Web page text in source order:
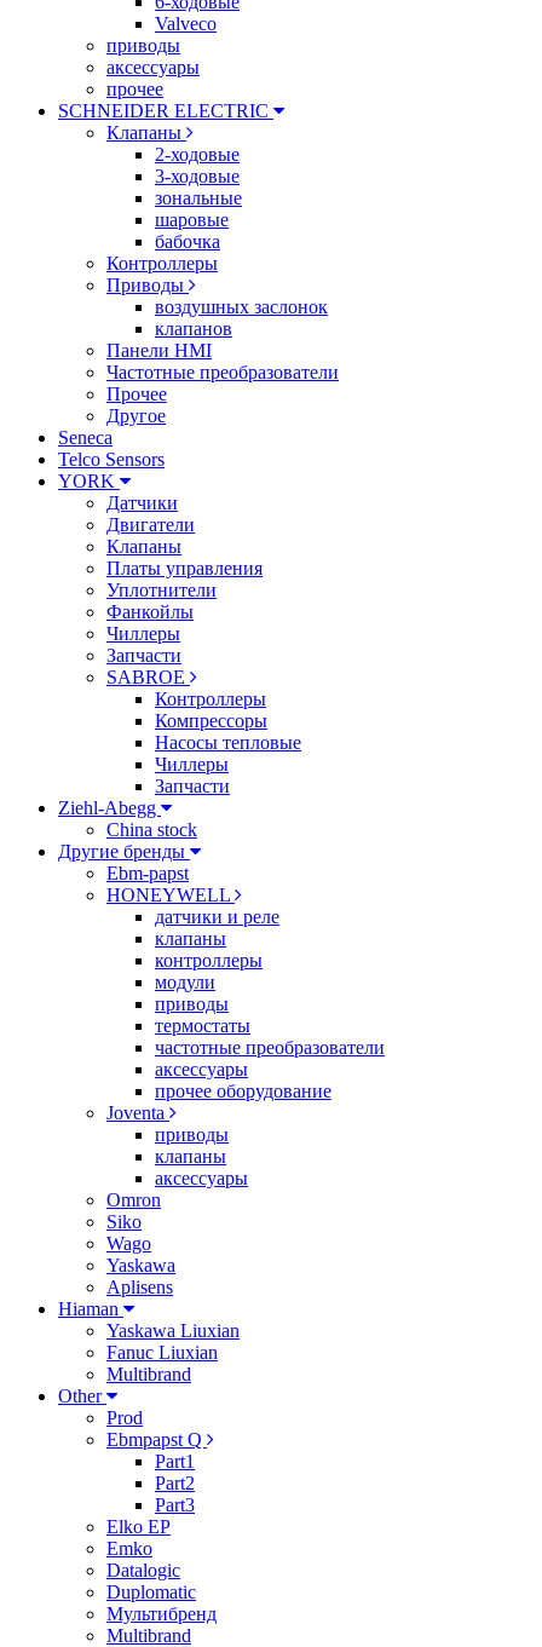
Valveco
приводы
аксессуары
прочее
SCHNEIDER ELECTRIC
Клапаны
2-ходовые
3-ходовые
зональные
шаровые
бабочка
Контроллеры
Приводы
воздушных заслонок
клапанов
Панели HMI
Частотные преобразователи
Прочее
Другое
Seneca
Telco Sensors
YORK
Датчики
Двигатели
Клапаны
Платы управления
Уплотнители
Фанкойлы
Чиллеры
Запчасти
SABROE
Контроллеры
Компрессоры
Насосы тепловые
Чиллеры
Запчасти
Ziehl-Abegg
China stock
Другие бренды
Ebm-papst
HONEYWELL
датчики и реле
клапаны
контроллеры
модули
приводы
термостаты
частотные преобразователи
аксессуары
прочее оборудование
Joventa
приводы
клапаны
аксессуары
Omron
Siko
Wago
Yaskawa
Aplisens
Hiaman
Yaskawa Liuxian
Fanuc Liuxian
Multibrand
Other
Prod
Ebmpapst Q
Part1
Part2
Part3
Elko EP
Emko
Datalogic
Duplomatic
Мультибренд
Multibrand